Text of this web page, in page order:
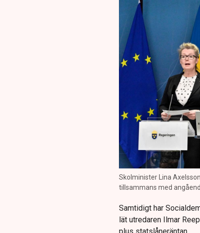
Skolminister Lina
tillsammans med
Samtidigt har
lät utredaren Ilmar